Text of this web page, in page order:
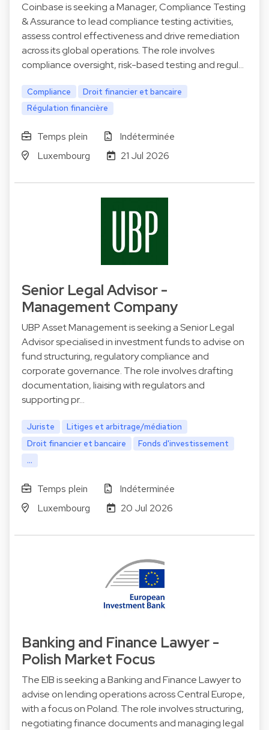
Coinbase is seeking a Manager, Compliance Testing
& Assurance to lead compliance testing activities,
assess control effectiveness and drive remediation
across its global operations. The role involves
compliance oversight, risk-based testing and regul…
Compliance
Droit financier et bancaire
Régulation financière
Temps plein
Indéterminée
Luxembourg
21 Jul 2026
Senior Legal Advisor -
Management Company
UBP Asset Management is seeking a Senior Legal
Advisor specialised in investment funds to advise on
fund structuring, regulatory compliance and
corporate governance. The role involves drafting
documentation, liaising with regulators and
supporting pr…
Juriste
Litiges et arbitrage/médiation
Droit financier et bancaire
Fonds d'investissement
...
Temps plein
Indéterminée
Luxembourg
20 Jul 2026
Banking and Finance Lawyer -
Polish Market Focus
The EIB is seeking a Banking and Finance Lawyer to
advise on lending operations across Central Europe,
with a focus on Poland. The role involves structuring,
negotiating finance documents and managing legal